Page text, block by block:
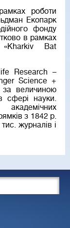
роботи
Екопарк
фонду
в рамках
«Kharkiv Bat
Research –
Science +
за величиною
сфері науки.
з 1842 р.
журналів і